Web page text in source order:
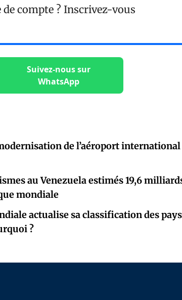
de compte ? Inscrivez-vous
Suivez-nous sur
WhatsApp
de l’aéroport
au Venezuela estimés 19,6
mondiale
actualise sa classification des
?